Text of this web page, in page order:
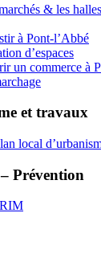
& les halles
à Pont-l’Abbé
d’espaces
un commerce à
et travaux
local
Prévention